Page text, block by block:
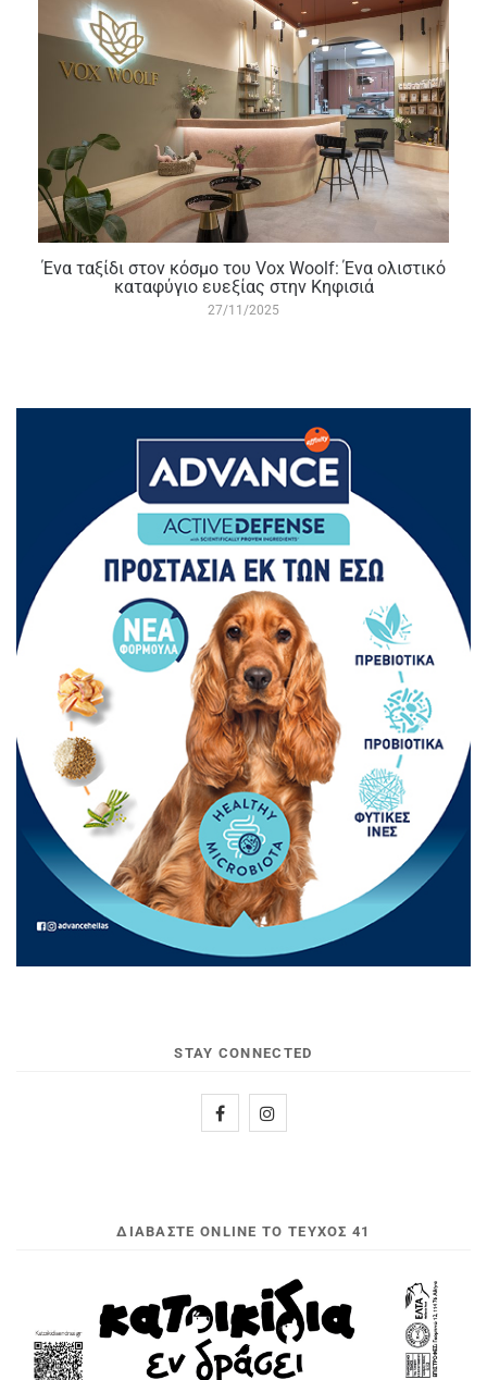
Ένα ταξίδι στον κόσμο του Vox Woolf: Ένα ολιστικό
καταφύγιο ευεξίας στην Κηφισιά
27/11/2025
STAY CONNECTED
ΔΙΑΒΆΣΤΕ ONLINE ΤΟ ΤΕΎΧΟΣ 41